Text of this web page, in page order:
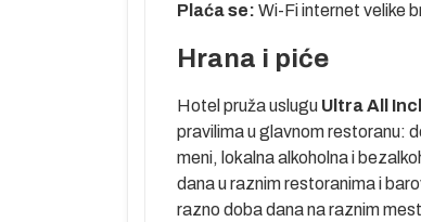
Plaća se: Wi-Fi internet velike
Hrana i piće
Hotel pruža uslugu Ultra All
pravilima u glavnom restoranu:
meni, lokalna alkoholna i
dana u raznim restoranima i
razno doba dana na raznim